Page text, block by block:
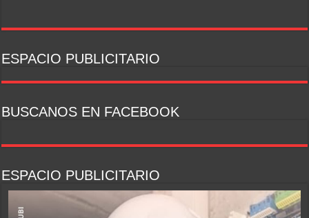
ESPACIO PUBLICITARIO
BUSCANOS EN FACEBOOK
ESPACIO PUBLICITARIO